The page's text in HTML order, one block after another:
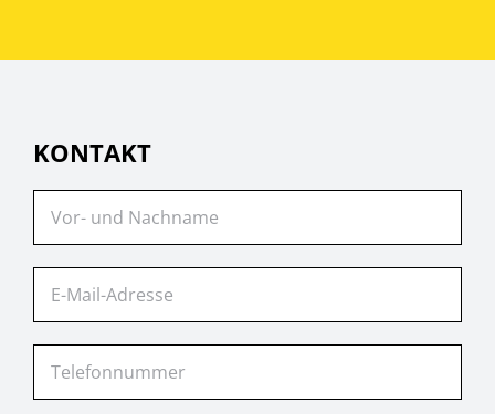
KONTAKT